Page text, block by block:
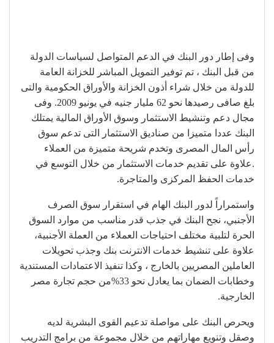
وفى إطار دور البنك في الدعم المتواصل لسياسات الدولة
من قبل البنك ، تم توفير التمويل المباشر للخزانة العامة
للدولة من خلال شراء أذون الخزانة والأوراق الحكومية والتى
بلغ صافى رصيدها نحو 62 مليار جنيه في يونيو 2009. وفى
مجال دعم وتنشيط الاستثمار وسوق الأوراق المالية يمتلك
البنك عددا متميزا من صناديق الاستثمار التى تدعم سوق
رأس المال المصرى وتخدم شريحة متميزة من العملاء
.علاوة على تقديم خدمات الاستثمار من خلال التوسع في
خدمات الحفظ المركزى والمتاجرة.
واستمراراً لدور البنك الهام في استقرار سوق الصرف
الأجنبي، نجح البنك في جذب قدر مناسب من موارد السوق
الحرة لتلبية مختلف احتياجات العملاء من العملة الأجنبية،
علاوة على تنشيط خدمات الانترنت بنك وجذب تحويلات
العاملين المصريين بالخارج ، وكذا تنفيذ الاعتمادات المستندية
وخطابات الضمان بما يعادل نحو 33%من حجم تجارة مصر
الخارجية.
ويحرص البنك على مواصلة تدعيم القوى البشرية لديه
وصقل وتنويع مهاراتهم من خلال مجموعة من برامج التدريب